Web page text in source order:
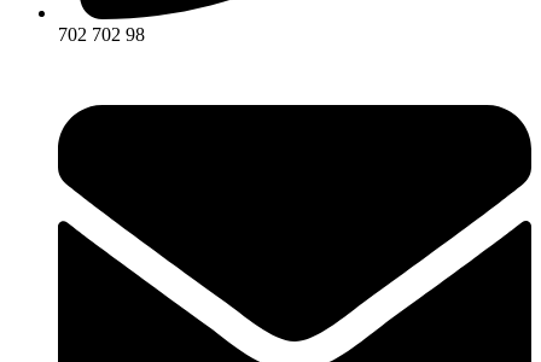
702 702 98